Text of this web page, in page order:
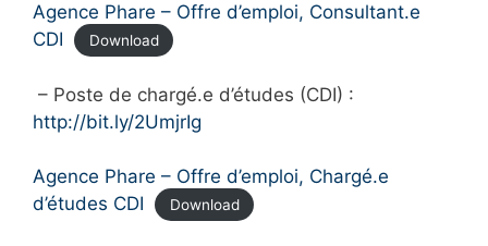
Agence Phare – Offre d’emploi, Consultant.e
CDI
Download
– Poste de chargé.e d’études (CDI) :
http://bit.ly/2UmjrIg
Agence Phare – Offre d’emploi, Chargé.e
d’études CDI
Download